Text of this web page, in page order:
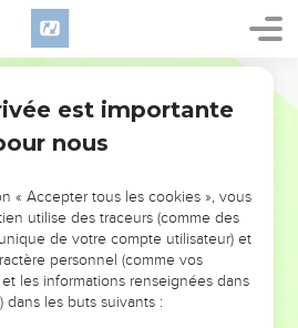
PAS L’ÉVÉNEMENT
L’ANNÉE !
POUVAIENT VOUS ÉVITER LES
VOTRES ?
est importante
nous
« Accepter tous les cookies », vous
utilise des traceurs (comme des
de votre compte utilisateur) et
personnel (comme vos
les informations renseignées dans
les buts suivants :